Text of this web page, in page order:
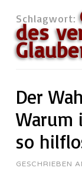
Schlagwort:
des
Der
so
GESCHRIEBEN